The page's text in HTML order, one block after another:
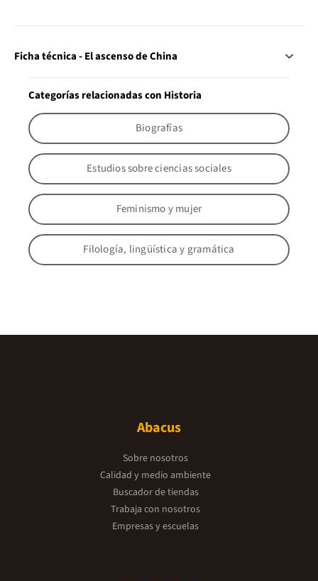
Ficha técnica - El ascenso de China
Categorías relacionadas con Historia
Biografías
Estudios sobre ciencias sociales
Feminismo y mujer
Filología, lingüística y gramática
Abacus
Sobre nosotros
Calidad y medio ambiente
Buscador de tiendas
Trabaja con nosotros
Empresas y escuelas